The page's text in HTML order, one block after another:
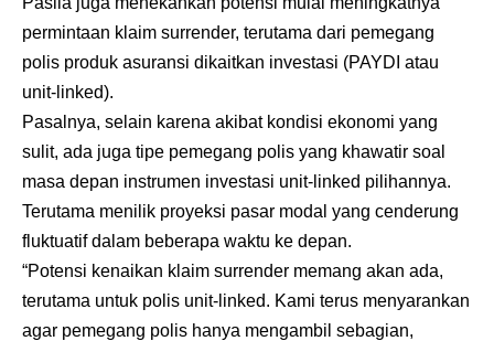
permintaan klaim surrender, terutama dari pemegang
polis produk asuransi dikaitkan investasi (PAYDI atau
unit-linked).
Pasalnya, selain karena akibat kondisi ekonomi yang
sulit, ada juga tipe pemegang polis yang khawatir soal
masa depan instrumen investasi unit-linked pilihannya.
Terutama menilik proyeksi pasar modal yang cenderung
fluktuatif dalam beberapa waktu ke depan.
“Potensi kenaikan klaim surrender memang akan ada,
terutama untuk polis unit-linked. Kami terus menyarankan
agar pemegang polis hanya mengambil sebagian,